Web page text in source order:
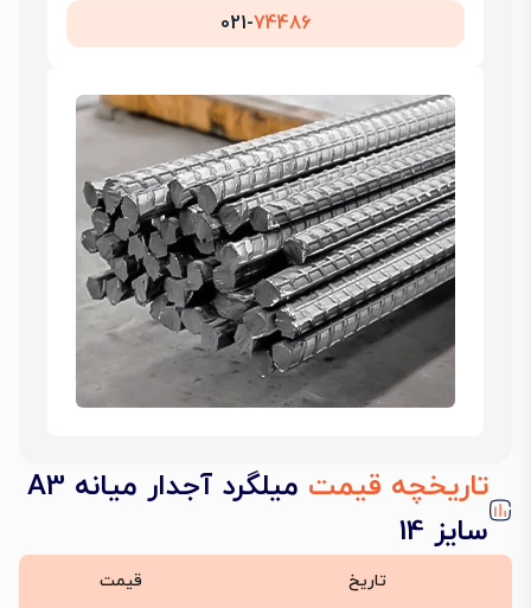
021-74486
تاریخچه قیمت
میلگرد آجدار میانه A3
سایز 14
تاریخ قیمت